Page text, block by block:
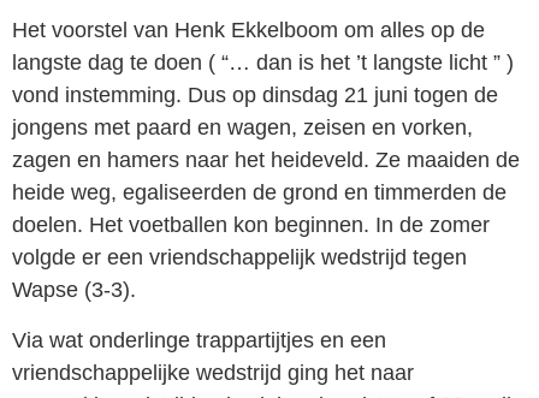
Het voorstel van Henk Ekkelboom om alles op de
langste dag te doen ( “… dan is het ’t langste licht ” )
vond instemming. Dus op dinsdag 21 juni togen de
jongens met paard en wagen, zeisen en vorken,
zagen en hamers naar het heideveld. Ze maaiden de
heide weg, egaliseerden de grond en timmerden de
doelen. Het voetballen kon beginnen. In de zomer
volgde er een vriendschappelijk wedstrijd tegen
Wapse (3-3).
Via wat onderlinge trappartijtjes en een
vriendschappelijke wedstrijd ging het naar